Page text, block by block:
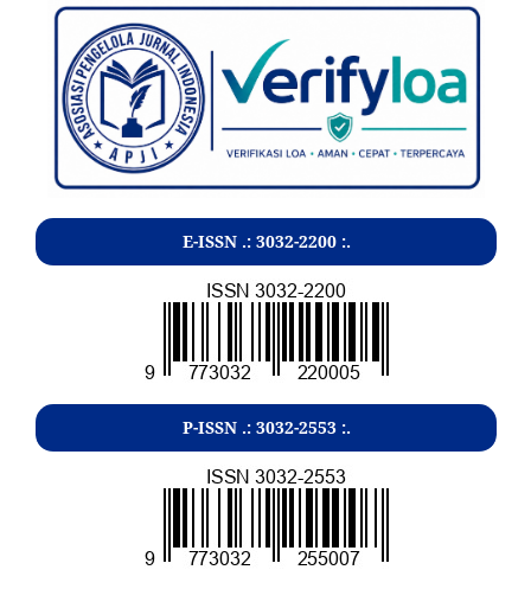
E-ISSN .: 3032-2200:.
P-ISSN .: 3032-2553:.